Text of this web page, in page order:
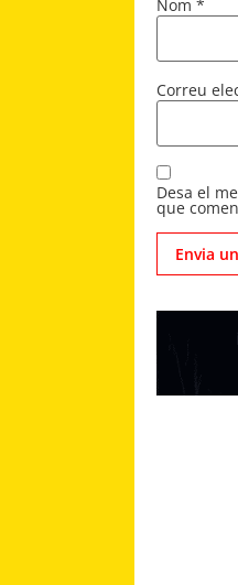
Nom *
Correu
Desa el
que